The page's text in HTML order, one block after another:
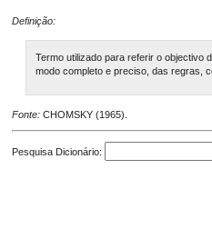
Definição:
Termo utilizado para referir o
modo completo e preciso, das
Fonte: CHOMSKY (1965).
Pesquisa Dicionário: